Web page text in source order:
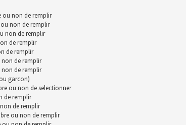
ou non de remplir
non de remplir
non de remplir
de remplir
de remplir
non de remplir
non de remplir
garcon)
ou non de selectionner
de remplir
de remplir
ou non de remplir